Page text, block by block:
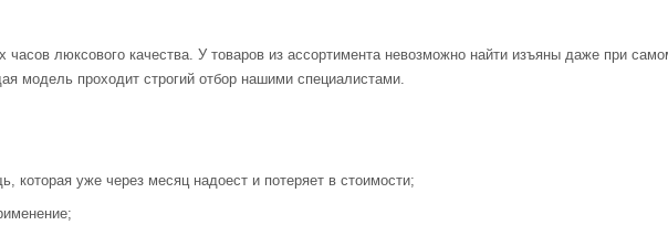
люксового качества. У товаров из ассортимента невозможно найти изъяны даже при
модель проходит строгий отбор нашими специалистами.
которая уже через месяц надоест и потеряет в стоимости;